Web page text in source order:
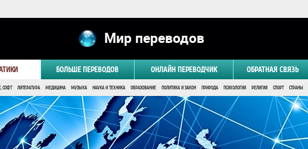
Мир переводов
БОЛЬШЕ ПЕРЕВОДОВ ОНЛАЙН ПЕРЕВОДЧИК ОБРАТНАЯ СВЯЗЬ
СОФТ ЛИТЕРАТУРА МЕДИЦИНА МУЗЫКА НАУКА И ТЕХНИКА ОБРАЗОВАНИЕ ПОЛИТИКА И ЗАКОН ПРИРОДА ПСИХОЛОГИЯ РЕЛИГИЯ СПОРТ СТРАНЫ